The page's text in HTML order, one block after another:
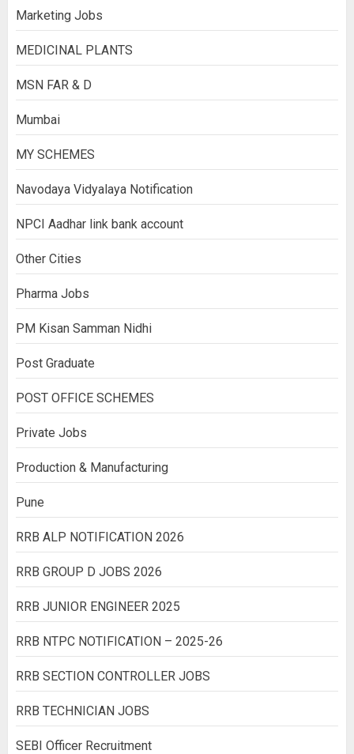
Marketing Jobs
MEDICINAL PLANTS
MSN FAR & D
Mumbai
MY SCHEMES
Navodaya Vidyalaya Notification
NPCI Aadhar link bank account
Other Cities
Pharma Jobs
PM Kisan Samman Nidhi
Post Graduate
POST OFFICE SCHEMES
Private Jobs
Production & Manufacturing
Pune
RRB ALP NOTIFICATION 2026
RRB GROUP D JOBS 2026
RRB JUNIOR ENGINEER 2025
RRB NTPC NOTIFICATION – 2025-26
RRB SECTION CONTROLLER JOBS
RRB TECHNICIAN JOBS
SEBI Officer Recruitment